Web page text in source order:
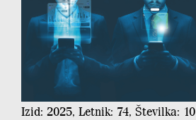
Izid: 2025, Letnik: 74, Številka: 10